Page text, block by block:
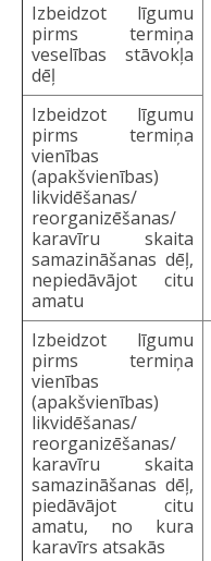
Izbeidzot līgumu
pirms termiņa
veselības stāvokļa
dēļ
Izbeidzot līgumu
pirms termiņa
vienības
(apakšvienības)
likvidēšanas/
reorganizēšanas/
karavīru skaita
samazināšanas dēļ,
nepiedāvājot citu
amatu
Izbeidzot līgumu
pirms termiņa
vienības
(apakšvienības)
likvidēšanas/
reorganizēšanas/
karavīru skaita
samazināšanas dēļ,
piedāvājot citu
amatu, no kura
karavīrs atsakās